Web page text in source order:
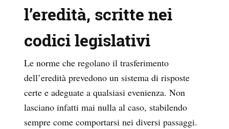
l’eredità, scritte nei
codici legislativi
Le norme che regolano il trasferimento
dell’eredità prevedono un sistema di risposte
certe e adeguate a qualsiasi evenienza. Non
lasciano infatti mai nulla al caso, stabilendo
sempre come comportarsi nei diversi passaggi.